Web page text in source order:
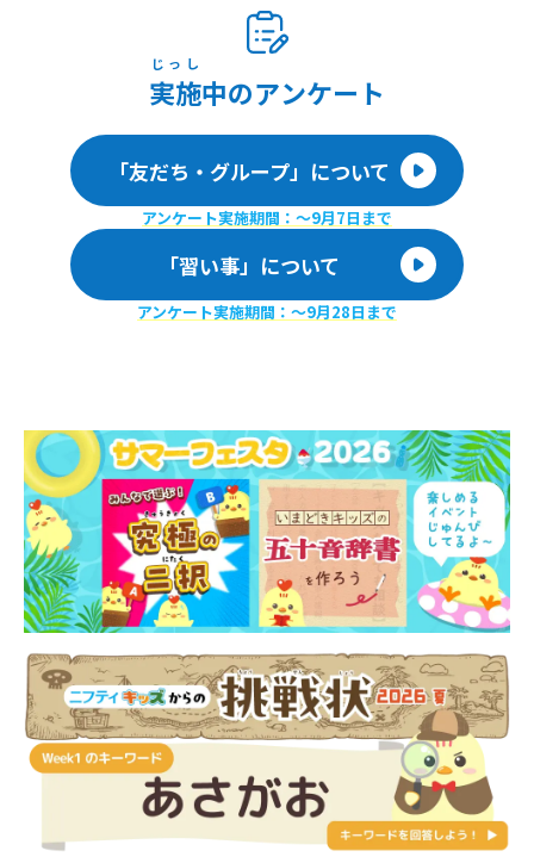
実施
じっし
中のアンケート
「友だち・グループ」について
アンケート実施期間：〜9月7日まで
「習い事」について
アンケート実施期間：〜9月28日まで